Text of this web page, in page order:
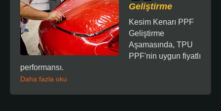
Geliştirme
Kesim Kenarı PPF
Geliştirme
Aşamasında, TPU
PPF'nin uygun fiyatlı
performansı.
Daha fazla oku